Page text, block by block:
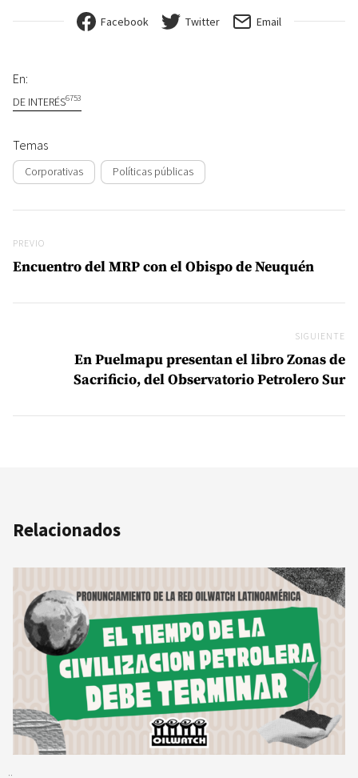
Facebook Twitter Email
En:
DE INTERÉS6753
Temas
Corporativas Políticas públicas
Previo
PREVIO
Encuentro del MRP con el Obispo de Neuquén
SIGUIENTE
En Puelmapu presentan el libro Zonas de
Sacrificio, del Observatorio Petrolero Sur
Relacionados